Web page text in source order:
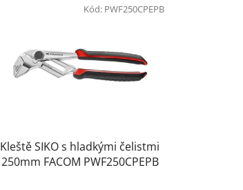
Kleště SIKO s hladkými čelistmi
250mm FACOM PWF250CPEPB
Kód: PWF250CPEPB